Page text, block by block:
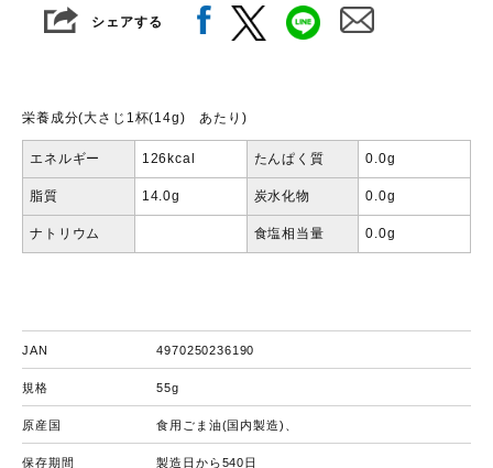
シェアする
栄養成分(大さじ1杯(14g) あたり)
エネルギー 126kcal たんぱく質 0.0g
脂質 14.0g 炭水化物 0.0g
ナトリウム 食塩相当量 0.0g
JAN 4970250236190
規格 55g
原産国 食用ごま油(国内製造)、
保存期間 製造日から540日